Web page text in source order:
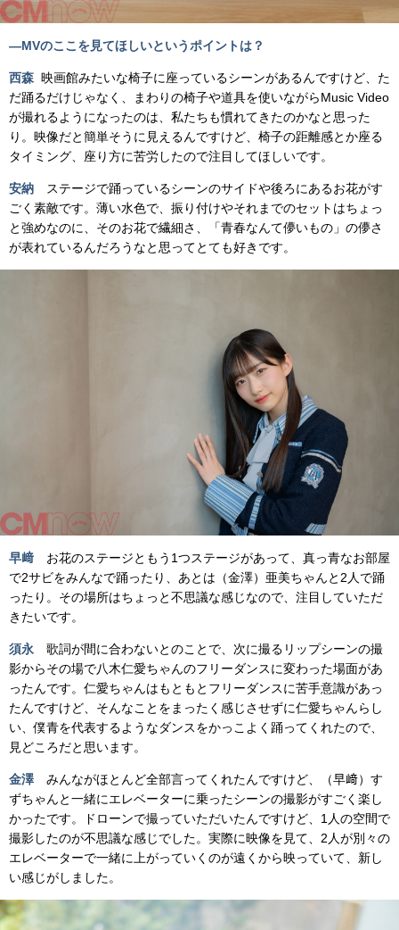
―MVのここを見てほしいというポイントは？
西森 映画館みたいな椅子に座っているシーンがあるんですけど、た
だ踊るだけじゃなく、まわりの椅子や道具を使いながらMusic Video
が撮れるようになったのは、私たちも慣れてきたのかなと思った
り。映像だと簡単そうに見えるんですけど、椅子の距離感とか座る
タイミング、座り方に苦労したので注目してほしいです。
安納 ステージで踊っているシーンのサイドや後ろにあるお花がす
ごく素敵です。薄い水色で、振り付けやそれまでのセットはちょっ
と強めなのに、そのお花で繊細さ、「青春なんて儚いもの」の儚さ
が表れているんだろうなと思ってとても好きです。
早﨑 お花のステージともう1つステージがあって、真っ青なお部屋
で2サビをみんなで踊ったり、あとは（金澤）亜美ちゃんと2人で踊
ったり。その場所はちょっと不思議な感じなので、注目していただ
きたいです。
須永 歌詞が間に合わないとのことで、次に撮るリップシーンの撮
影からその場で八木仁愛ちゃんのフリーダンスに変わった場面があ
ったんです。仁愛ちゃんはもともとフリーダンスに苦手意識があっ
たんですけど、そんなことをまったく感じさせずに仁愛ちゃんらし
い、僕青を代表するようなダンスをかっこよく踊ってくれたので、
見どころだと思います。
金澤 みんながほとんど全部言ってくれたんですけど、（早﨑）す
ずちゃんと一緒にエレベーターに乗ったシーンの撮影がすごく楽し
かったです。ドローンで撮っていただいたんですけど、1人の空間で
撮影したのが不思議な感じでした。実際に映像を見て、2人が別々の
エレベーターで一緒に上がっていくのが遠くから映っていて、新し
い感じがしました。